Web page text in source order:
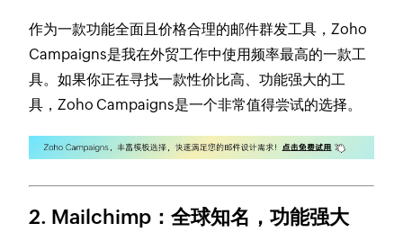
作为一款功能全面且价格合理的邮件群发工具，Zoho
Campaigns是我在外贸工作中使用频率最高的一款工
具。如果你正在寻找一款性价比高、功能强大的工
具，Zoho Campaigns是一个非常值得尝试的选择。
2. Mailchimp：全球知名，功能强大